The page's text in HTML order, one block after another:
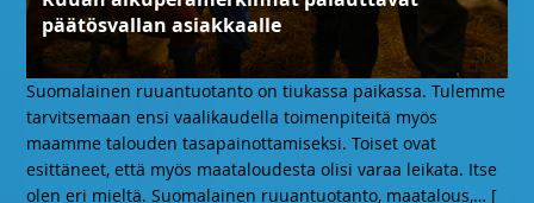
päätösvallan asiakkaalle
Suomalainen ruuantuotanto on tiukassa paikassa. Tulemme
tarvitsemaan ensi vaalikaudella toimenpiteitä myös
maamme talouden tasapainottamiseksi. Toiset ovat
esittäneet, että myös maataloudesta olisi varaa leikata. Itse
olen eri mieltä. Suomalainen ruuantuotanto, maatalous,… [